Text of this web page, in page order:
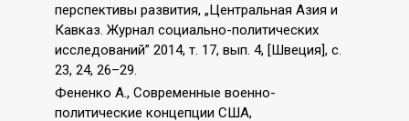
перспективы развития, „Центральная Азия и
Кавказ. Журнал социально-политических
исследований” 2014, т. 17, вып. 4, [Швеция], с.
23, 24, 26–29.
Фененко A., Современные военно-
политические концепции США,